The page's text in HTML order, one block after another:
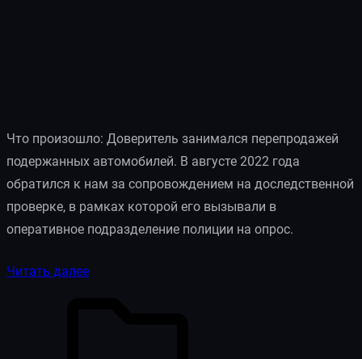
Что произошло: Доверитель занимался перепродажей
подержанных автомобилей. В августе 2022 года
обратился к нам за сопровождением на доследственной
проверке, в рамках которой его вызывали в
оперативное подразделение полиции на опрос.
Читать далее